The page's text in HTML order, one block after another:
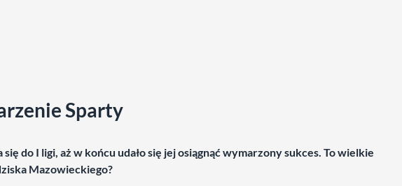
Sparty
się do I ligi, aż w końcu udało się jej osiągnąć wymarzony sukces. To wielkie
Mazowieckiego?